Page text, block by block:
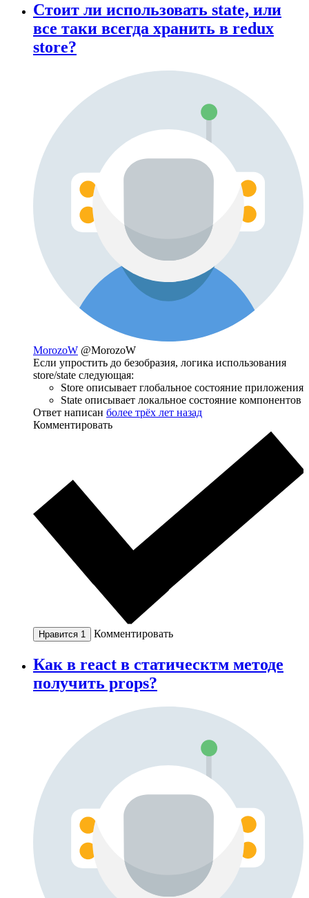
Стоит ли использовать state, или
все таки всегда хранить в redux
store?
MorozoW @MorozoW
Если упростить до безобразия, логика использования
store/state следующая:
Store описывает глобальное состояние приложения
State описывает локальное состояние компонентов
Ответ написан более трёх лет назад
Комментировать
Нравится 1 Комментировать
Как в react в статическтм методе
получить props?